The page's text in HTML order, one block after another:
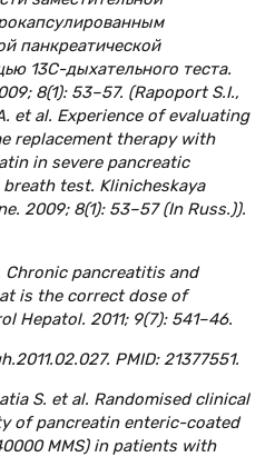
панкреатической
13С-дыхательного теста.
8(1): 53–57. (Rapoport S.I.,
et al. Experience of evaluating
replacement therapy with
in severe pancreatic
test. Klinicheskaya
2009; 8(1): 53–57 (In Russ.)).
Chronic pancreatitis and
is the correct dose of
Hepatol. 2011; 9(7): 541–46.
PMID: 21377551.
S. et al. Randomised clinical
of pancreatin enteric-coated
MMS) in patients with